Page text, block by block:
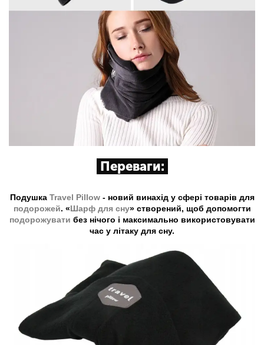
Переваги:
Подушка Travel Pillow- новий винахід у сфері товарів для
подорожей. «Шарф для сну» створений, щоб допомогти
подорожувати без нічого і максимально використовувати
час у літаку для сну.